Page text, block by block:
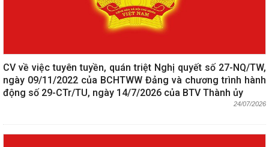
CV về việc tuyên tuyền, quán triệt Nghị quyết số 27-NQ/TW,
ngày 09/11/2022 của BCHTWW Đảng và chương trình hành
động số 29-CTr/TU, ngày 14/7/2026 của BTV Thành ủy
24/07/2026